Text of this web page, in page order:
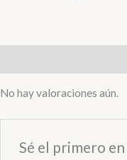
No hay valoraciones aún.
Sé el primero